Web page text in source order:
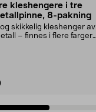
kleshengere i tre
8-pakning
skikkelig kleshenger av
– finnes i flere farger.